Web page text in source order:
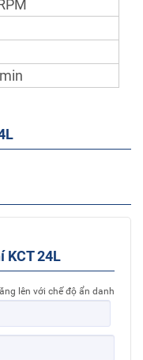
KCT 24L
lên với chế độ ẩn danh